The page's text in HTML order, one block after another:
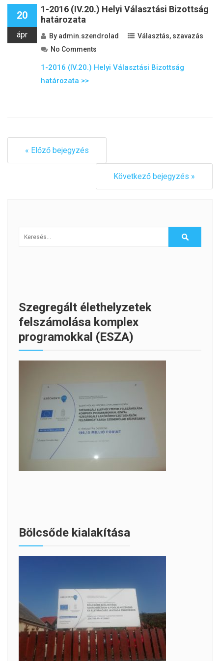
20
ápr
1-2016 (IV.20.) Helyi Választási Bizottság
határozata
By admin.szendrolad
Választás, szavazás
No Comments
1-2016 (IV.20.) Helyi Választási Bizottság
határozata >>
« Előző bejegyzés
Következő bejegyzés »
Szegregált élethelyzetek
felszámolása komplex
programokkal (ESZA)
Bölcsőde kialakítása